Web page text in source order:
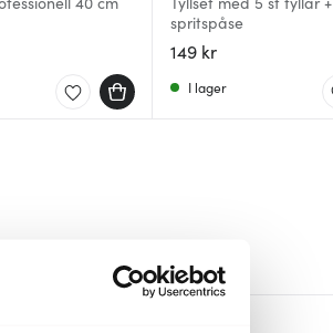
spritspåse
149 kr
I lager